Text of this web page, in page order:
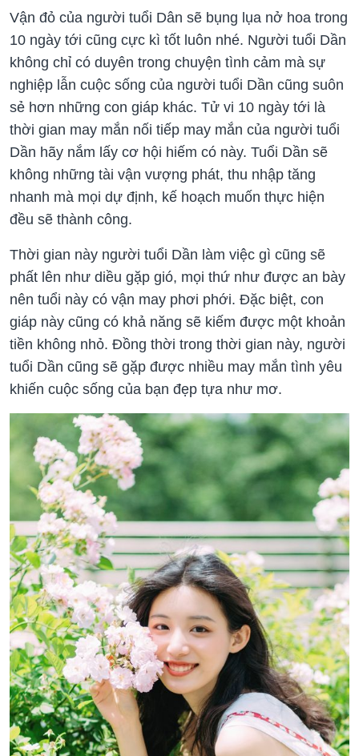
Vận đỏ của người tuổi Dân sẽ bụng lụa nở hoa trong
10 ngày tới cũng cực kì tốt luôn nhé. Người tuổi Dần
không chỉ có duyên trong chuyện tình cảm mà sự
nghiệp lẫn cuộc sống của người tuổi Dần cũng suôn
sẻ hơn những con giáp khác. Tử vi 10 ngày tới là
thời gian may mắn nối tiếp may mắn của người tuổi
Dần hãy nắm lấy cơ hội hiếm có này. Tuổi Dần sẽ
không những tài vận vượng phát, thu nhập tăng
nhanh mà mọi dự định, kế hoạch muốn thực hiện
đều sẽ thành công.
Thời gian này người tuổi Dần làm việc gì cũng sẽ
phất lên như diều gặp gió, mọi thứ như được an bày
nên tuổi này có vận may phơi phới. Đặc biệt, con
giáp này cũng có khả năng sẽ kiếm được một khoản
tiền không nhỏ. Đồng thời trong thời gian này, người
tuổi Dần cũng sẽ gặp được nhiều may mắn tình yêu
khiến cuộc sống của bạn đẹp tựa như mơ.